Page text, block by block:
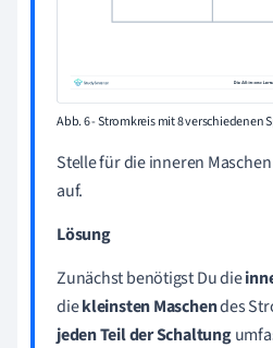
Abb. 6 - Stromkreis mit 8 verschiedenen
Stelle für die inneren
auf.
Lösung
Zunächst benötigst Du die
diekleinsten Maschendes
jeden Teil der Schaltung